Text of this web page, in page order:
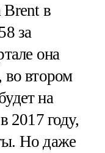
Brent в
за
она
во втором
на
2017 году,
Но даже